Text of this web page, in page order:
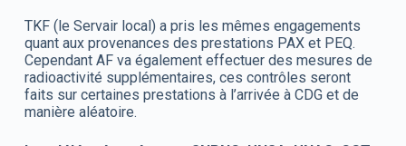
TKF (le Servair local) a pris les mêmes engagements
quant aux provenances des prestations PAX et PEQ.
Cependant AF va également effectuer des mesures de
radioactivité supplémentaires, ces contrôles seront
faits sur certaines prestations à l’arrivée à CDG et de
manière aléatoire.